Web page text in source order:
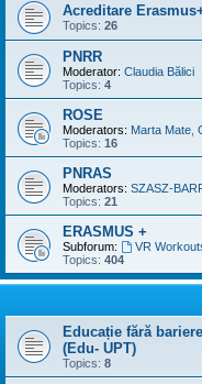
Acreditare
Topics: 26
PNRR
Moderator: Claudia Bălici
Topics: 4
ROSE
Moderators: Marta Mate
Topics: 16
PNRAS
Moderators: SZASZ-
Topics: 21
ERASMUS +
Subforum:
VR
Topics: 404
Educație fără
(Edu- UPT)
Topics: 8